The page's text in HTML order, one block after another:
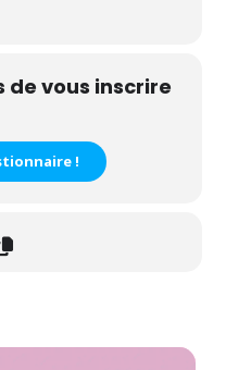
de vous inscrire
!